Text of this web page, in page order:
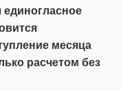
месяца
расчетом без